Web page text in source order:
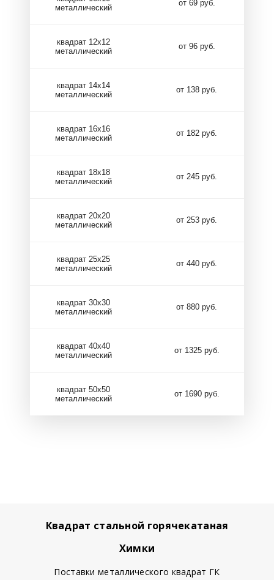
металлический
от 69 руб.
квадрат 12х12
металлический
от 96 руб.
квадрат 14х14
металлический
от 138 руб.
квадрат 16х16
металлический
от 182 руб.
квадрат 18х18
металлический
от 245 руб.
квадрат 20х20
металлический
от 253 руб.
квадрат 25х25
металлический
от 440 руб.
квадрат 30х30
металлический
от 880 руб.
квадрат 40х40
металлический
от 1325 руб.
квадрат 50х50
металлический
от 1690 руб.
Квадрат стальной горячекатаная
Химки
Поставки металлического квадрат ГК